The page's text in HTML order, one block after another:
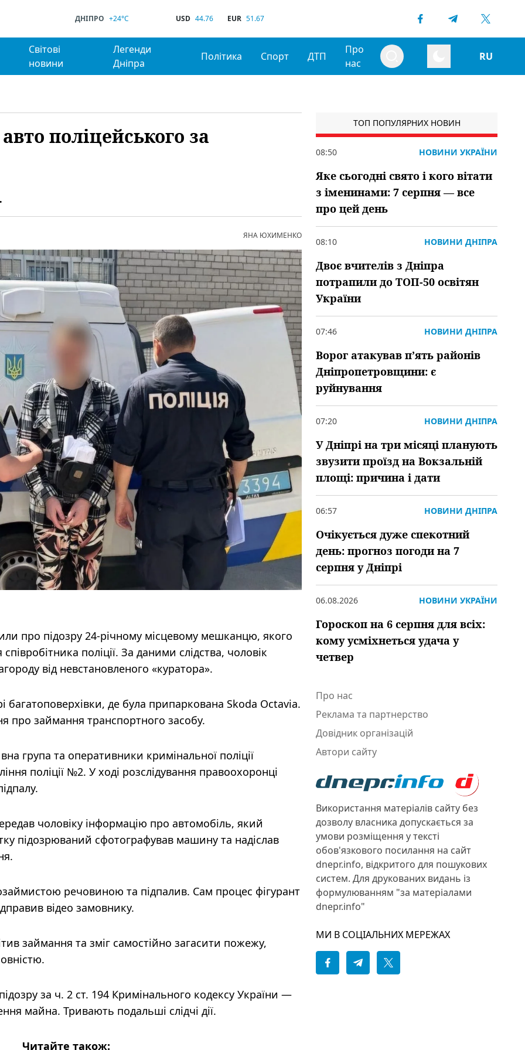
ДНІПРО +24°C USD 44.76 EUR 51.67
Світові
новини
Легенди
Дніпра
Політика Спорт ДТП
Про
нас
RU
поліцейського за
ЯНА ЮХИМЕНКО
про підозру 24-річному місцевому мешканцю, якого
поліції. За даними слідства, чоловік
від невстановленого «куратора».
багатоповерхівки, де була припаркована Skoda Octavia.
про займання транспортного засобу.
група та оперативники кримінальної поліції
поліції №2. У ході розслідування правоохоронці
чоловіку інформацію про автомобіль, який
підозрюваний сфотографував машину та надіслав
речовиною та підпалив. Сам процес фігурант
відео замовнику.
займання та зміг самостійно загасити пожежу,
за ч. 2 ст. 194 Кримінального кодексу України —
майна. Тривають подальші слідчі дії.
Читайте також:
ТОП ПОПУЛЯРНИХ НОВИН
08:50 НОВИНИ УКРАЇНИ
Яке сьогодні свято і кого вітати
з іменинами: 7 серпня — все
про цей день
08:10 НОВИНИ ДНІПРА
Двоє вчителів з Дніпра
потрапили до ТОП-50 освітян
України
07:46 НОВИНИ ДНІПРА
Ворог атакував пʼять районів
Дніпропетровщини: є
руйнування
07:20 НОВИНИ ДНІПРА
У Дніпрі на три місяці планують
звузити проїзд на Вокзальній
площі: причина і дати
06:57 НОВИНИ ДНІПРА
Очікується дуже спекотний
день: прогноз погоди на 7
серпня у Дніпрі
06.08.2026 НОВИНИ УКРАЇНИ
Гороскоп на 6 серпня для всіх:
кому усміхнеться удача у
четвер
Про нас
Реклама та партнерство
Довідник організацій
Автори сайту
Використання матеріалів сайту без
дозволу власника допускається за
умови розміщення у тексті
обов'язкового посилання на сайт
dnepr.info, відкритого для пошукових
систем. Для друкованих видань із
формулюванням "за матеріалами
dnepr.info"
МИ В СОЦІАЛЬНИХ МЕРЕЖАХ